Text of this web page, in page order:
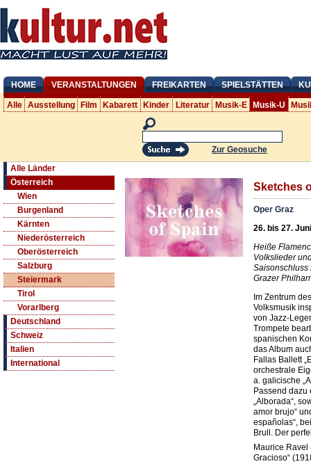
HOME VERANSTALTUNGEN FREIKARTEN SPIELSTÄTTEN
Alle Ausstellung Film Kabarett Kinder Literatur Musik-E Musik-U
Zur Geosuche
Alle Länder
Österreich
Wien
Burgenland
Kärnten
Niederösterreich
Oberösterreich
Salzburg
Steiermark
Tirol
Vorarlberg
Deutschland
Schweiz
Italien
International
Sketches
Oper Graz
26. bis 27.
Heiße
Volkslieder
Saisonschluss
Grazer
Im Zentrum
Volksmusik
von Jazz-
Trompete
spanischen
das Album
Fallas Ballett
orchestrale
a. galicische
Passend dazu
„Alborada“,
amor brujo“
españolas“,
Brull. Der
Maurice
Gracioso“